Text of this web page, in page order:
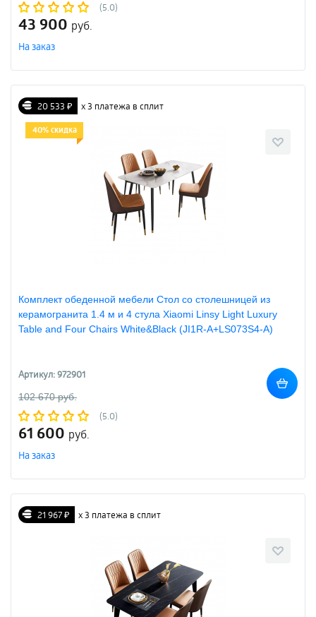
(5.0)
43 900 руб.
На заказ
20 533 ₽ х 3 платежа в сплит
40% скидка
Комплект обеденной мебели Стол со столешницей из
керамогранита 1.4 м и 4 стула Xiaomi Linsy Light Luxury
Table and Four Chairs White&Black (JI1R-A+LS073S4-A)
Артикул: 972901
102 670 руб.
(5.0)
61 600 руб.
На заказ
21 967 ₽ х 3 платежа в сплит